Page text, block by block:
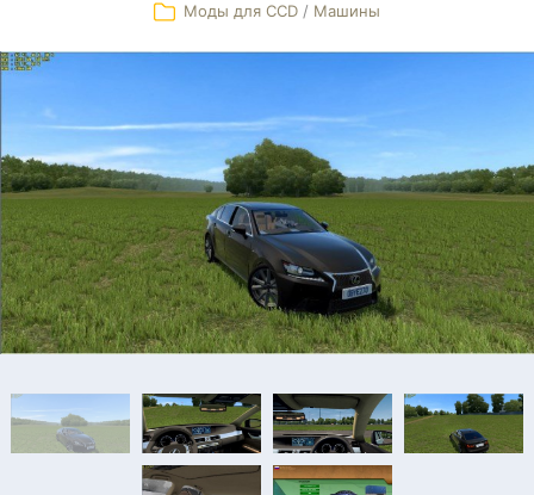
Моды для CCD / Машины